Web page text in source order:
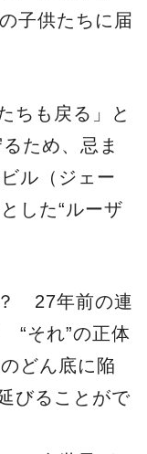
子供たちに届
ちも戻る」と
ため、忌ま
ル（ジェー
した“ルーザ
？ 27年前の連
“それ”の正体
どん底に陥
びることがで